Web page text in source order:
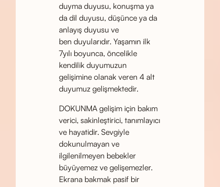
duyma duyusu, konuşma ya
da dil duyusu, düşünce ya da
anlayış duyusu ve
ben duyularıdır. Yaşamın ilk
7yılı boyunca, öncelikle
kendilik duyumuzun
gelişimine olanak veren 4 alt
duyumuz gelişmektedir.
DOKUNMA gelişim için bakım
verici, sakinleştirici, tanımlayıcı
ve hayatidir. Sevgiyle
dokunulmayan ve
ilgilenilmeyen bebekler
büyüyemez ve gelişemezler.
Ekrana bakmak pasif bir